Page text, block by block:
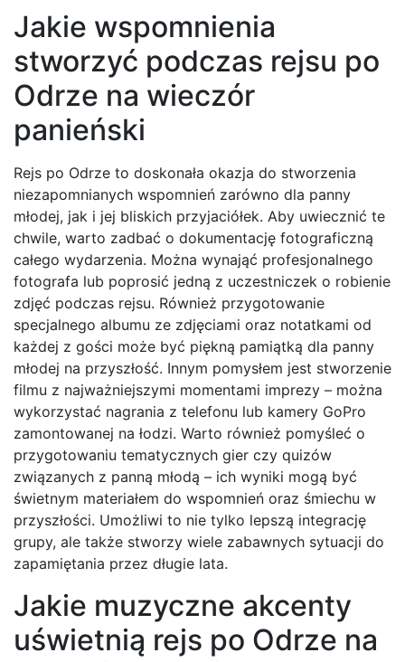
Jakie wspomnienia
stworzyć podczas rejsu po
Odrze na wieczór
panieński
Rejs po Odrze to doskonała okazja do stworzenia
niezapomnianych wspomnień zarówno dla panny
młodej, jak i jej bliskich przyjaciółek. Aby uwiecznić te
chwile, warto zadbać o dokumentację fotograficzną
całego wydarzenia. Można wynająć profesjonalnego
fotografa lub poprosić jedną z uczestniczek o robienie
zdjęć podczas rejsu. Również przygotowanie
specjalnego albumu ze zdjęciami oraz notatkami od
każdej z gości może być piękną pamiątką dla panny
młodej na przyszłość. Innym pomysłem jest stworzenie
filmu z najważniejszymi momentami imprezy – można
wykorzystać nagrania z telefonu lub kamery GoPro
zamontowanej na łodzi. Warto również pomyśleć o
przygotowaniu tematycznych gier czy quizów
związanych z panną młodą – ich wyniki mogą być
świetnym materiałem do wspomnień oraz śmiechu w
przyszłości. Umożliwi to nie tylko lepszą integrację
grupy, ale także stworzy wiele zabawnych sytuacji do
zapamiętania przez długie lata.
Jakie muzyczne akcenty
uświetnią rejs po Odrze na